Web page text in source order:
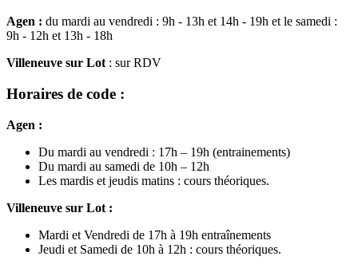
Agen : du mardi au vendredi : 9h - 13h et 14h - 19h et le samedi :
9h - 12h et 13h - 18h
Villeneuve sur Lot : sur RDV
Horaires de code :
Agen :
Du mardi au vendredi : 17h – 19h (entrainements)
Du mardi au samedi de 10h – 12h
Les mardis et jeudis matins : cours théoriques.
Villeneuve sur Lot :
Mardi et Vendredi de 17h à 19h entraînements
Jeudi et Samedi de 10h à 12h : cours théoriques.